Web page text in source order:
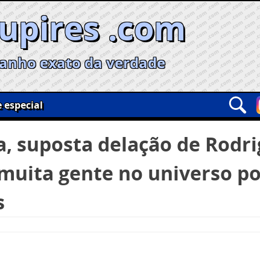
.com
exato da verdade
especial
suposta delação de
gente no universo